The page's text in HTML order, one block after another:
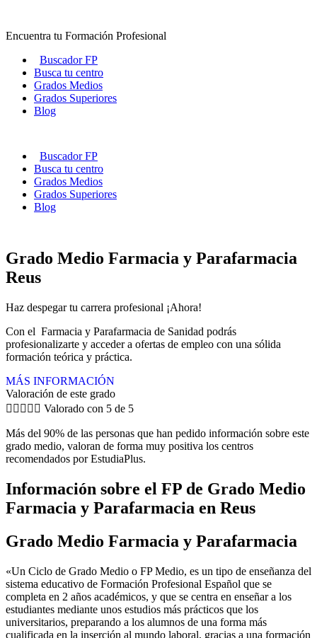
contenido
Encuentra tu Formación Profesional
Buscador FP
Busca tu centro
Grados Medios
Grados Superiores
Blog
Buscador FP
Busca tu centro
Grados Medios
Grados Superiores
Blog
Grado Medio Farmacia y Parafarmacia
Reus
Haz despegar tu carrera profesional ¡Ahora!
Con el Farmacia y Parafarmacia de Sanidad podrás
profesionalizarte y acceder a ofertas de empleo con una sólida
formación teórica y práctica.
MÁS INFORMACIÓN
Valoración de este grado
     Valorado con 5 de 5
Más del 90% de las personas que han pedido información sobre este
grado medio, valoran de forma muy positiva los centros
recomendados por EstudiaPlus.
Información sobre el FP de Grado Medio
Farmacia y Parafarmacia en Reus
Grado Medio Farmacia y Parafarmacia
«Un Ciclo de Grado Medio o FP Medio, es un tipo de enseñanza del
sistema educativo de Formación Profesional Español que se
completa en 2 años académicos, y que se centra en enseñar a los
estudiantes mediante unos estudios más prácticos que los
universitarios, preparando a los alumnos de una forma más
cualificada en la inserción al mundo laboral, gracias a una formación